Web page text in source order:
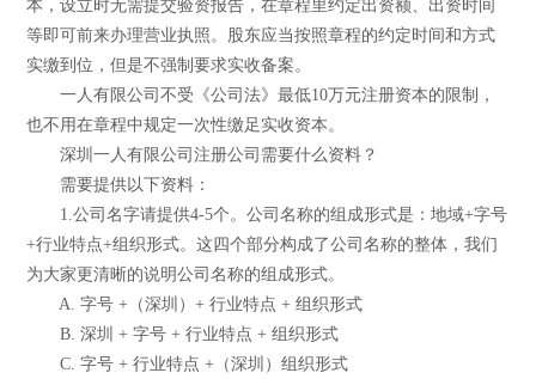
本，设立时无需提交验资报告，在章程里约定出资额、出资时间
等即可前来办理营业执照。股东应当按照章程的约定时间和方式
实缴到位，但是不强制要求实收备案。
一人有限公司不受《公司法》最低10万元注册资本的限制，
也不用在章程中规定一次性缴足实收资本。
深圳一人有限公司注册公司需要什么资料？
需要提供以下资料：
1.公司名字请提供4-5个。公司名称的组成形式是：地域+字号
+行业特点+组织形式。这四个部分构成了公司名称的整体，我们
为大家更清晰的说明公司名称的组成形式。
A. 字号 +（深圳）+ 行业特点 + 组织形式
B. 深圳 + 字号 + 行业特点 + 组织形式
C. 字号 + 行业特点 +（深圳）组织形式